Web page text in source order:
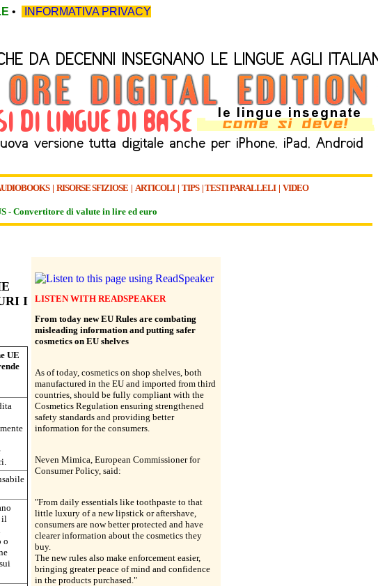
• INFORMATIVA PRIVACY
| RISORSE SFIZIOSE | ARTICOLI| TIPS|TESTI PARALLELI| VIDEO
- Convertitore di valute in lire ed euro
I
UE
il
o
LISTEN WITH READSPEAKER
From today new EU Rules are combating
misleading information and putting safer
cosmetics on EU shelves
As of today, cosmetics on shop shelves, both
manufactured in the EU and imported from third
countries, should be fully compliant with the
Cosmetics Regulation ensuring strengthened
safety standards and providing better
information for the consumers.
Neven Mimica, European Commissioner for
Consumer Policy, said:
"From daily essentials like toothpaste to that
little luxury of a new lipstick or aftershave,
consumers are now better protected and have
clearer information about the cosmetics they
buy.
The new rules also make enforcement easier,
bringing greater peace of mind and confidence
in the products purchased."